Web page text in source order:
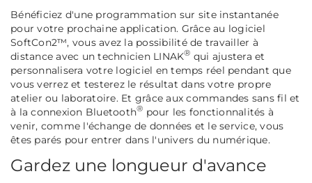
Bénéficiez d'une programmation sur site instantanée
pour votre prochaine application. Grâce au logiciel
SoftCon2™, vous avez la possibilité de travailler à
distance avec un technicien LINAK® qui ajustera et
personnalisera votre logiciel en temps réel pendant que
vous verrez et testerez le résultat dans votre propre
atelier ou laboratoire. Et grâce aux commandes sans fil et
à la connexion Bluetooth® pour les fonctionnalités à
venir, comme l'échange de données et le service, vous
êtes parés pour entrer dans l'univers du numérique.
Gardez une longueur d'avance